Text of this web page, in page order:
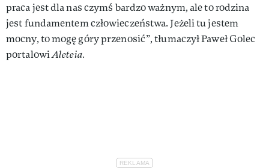
praca jest dla nas czymś bardzo ważnym, ale to rodzina
jest fundamentem człowieczeństwa. Jeżeli tu jestem
mocny, to mogę góry przenosić”, tłumaczył Paweł Golec
portalowiAleteia.